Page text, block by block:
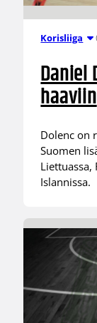
Korisliiga
Daniel
haaviin
Dolenc on
Suomen
Liettuassa,
Islannissa.